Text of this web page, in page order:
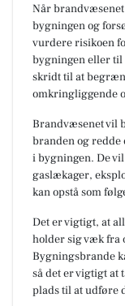
Når
bygningen og
vurdere risikoen
bygningen eller
skridt til at
omkringliggende
Brandvæsenet vil
branden og redde
i bygningen. De
gaslækager,
kan opstå som
Det er vigtigt, at
holder sig væk fra
Bygningsbrande
så det er vigtigt at
plads til at udføre